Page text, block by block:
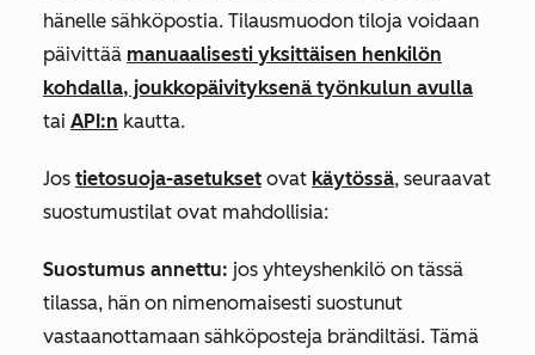
hänelle sähköpostia. Tilausmuodon tiloja voidaan
päivittää manuaalisesti yksittäisen henkilön
kohdalla, joukkopäivityksenä työnkulun avulla
tai API:n kautta.
Jos tietosuoja-asetukset ovat käytössä, seuraavat
suostumustilat ovat mahdollisia:
Suostumus annettu: jos yhteyshenkilö on tässä
tilassa, hän on nimenomaisesti suostunut
vastaanottamaan sähköposteja brändiltäsi. Tämä